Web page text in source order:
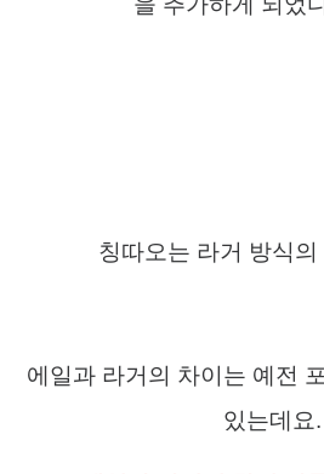
칭따오는 라거 방식
에일과 라거의 차이는 예전
있는데요.